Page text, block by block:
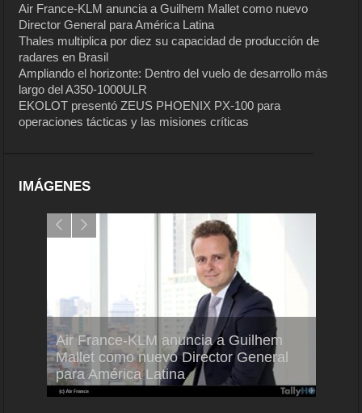
Air France-KLM anuncia a Guilhem Mallet como nuevo
Director General para América Latina
Thales multiplica por diez su capacidad de producción de
radares en Brasil
Ampliando el horizonte: Dentro del vuelo de desarrollo más
largo del A350-1000ULR
EKOLOT presentó ZEUS PHOENIX PX-100 para
operaciones tácticas y las misiones críticas
IMÁGENES
Air France-KLM anuncia a Guilhem
Mallet como nuevo Director General
para América Latina